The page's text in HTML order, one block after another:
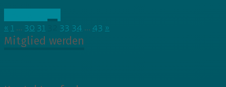
« 1 … 30 31 33 34 … 43 »
Mitglied werden